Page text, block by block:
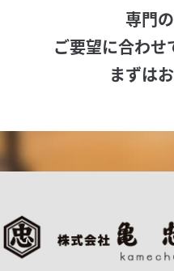
専門
ご要望に合わせ
まずは